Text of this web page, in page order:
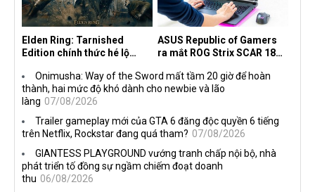
Elden Ring: Tarnished
Edition chính thức hé lộ
ASUS Republic of Gamers
ra mắt ROG Strix SCAR 18
Onimusha: Way of the Sword mất tầm 20 giờ để hoàn
thành, hai mức độ khó dành cho newbie và lão
làng 07/08/2026
Trailer gameplay mới của GTA 6 đăng độc quyền 6 tiếng
trên Netflix, Rockstar đang quá tham? 07/08/2026
GIANTESS PLAYGROUND vướng tranh chấp nội bộ, nhà
phát triển tố đồng sự ngầm chiếm đoạt doanh
thu 06/08/2026